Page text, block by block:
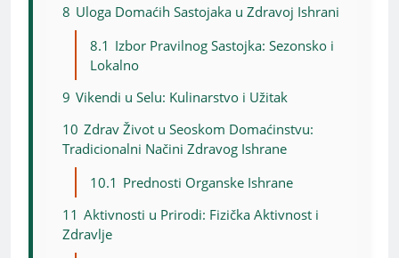
8 Uloga Domaćih Sastojaka u Zdravoj Ishrani
8.1 Izbor Pravilnog Sastojka: Sezonsko i
Lokalno
9 Vikendi u Selu: Kulinarstvo i Užitak
10 Zdrav Život u Seoskom Domaćinstvu:
Tradicionalni Načini Zdravog Ishrane
10.1 Prednosti Organske Ishrane
11 Aktivnosti u Prirodi: Fizička Aktivnost i
Zdravlje